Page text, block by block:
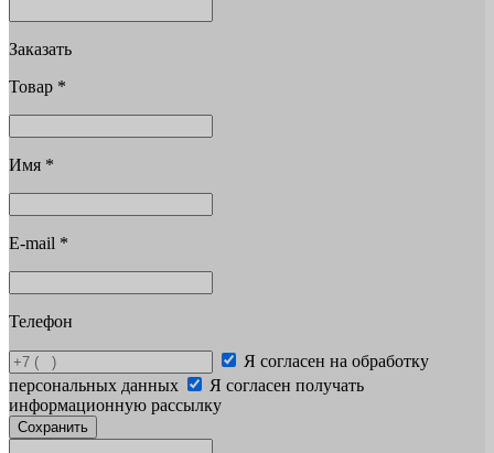
Заказать
Товар *
Имя *
E-mail *
Телефон
Я согласен на обработку
персональных данных
Я согласен получать
информационную рассылку
Сохранить